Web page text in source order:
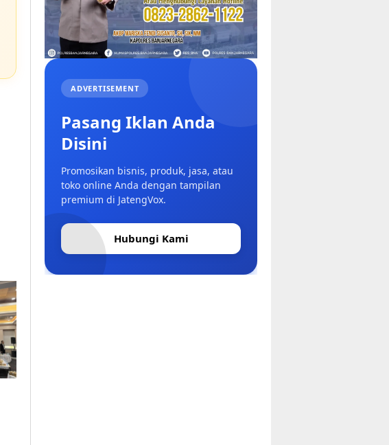
ADVERTISEMENT
Pasang Iklan Anda
Disini
Promosikan bisnis, produk, jasa, atau
toko online Anda dengan tampilan
premium di JatengVox.
Hubungi Kami